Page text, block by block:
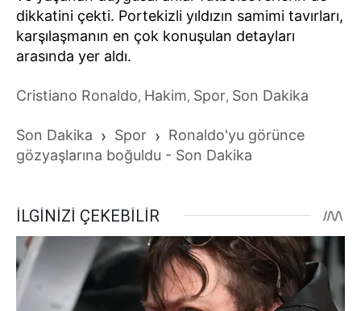
dikkatini çekti. Portekizli yıldızın samimi tavırları,
karşılaşmanın en çok konuşulan detayları
arasında yer aldı.
Cristiano Ronaldo, Hakim, Spor, Son Dakika
Son Dakika › Spor › Ronaldo'yu görünce
gözyaşlarına boğuldu - Son Dakika